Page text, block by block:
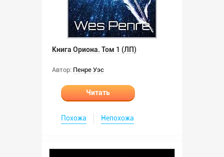
Книга Ориона. Том 1 (ЛП)
Автор: Пенре Уэс
Читать
Похожа Непохожа